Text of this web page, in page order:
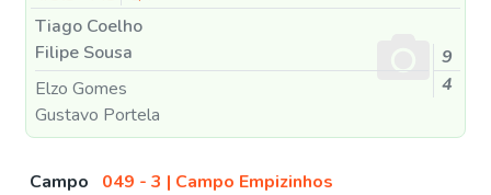
Tiago Coelho
Filipe Sousa
Elzo Gomes
Gustavo Portela
9
4
Campo
049 - 3 | Campo Empizinhos